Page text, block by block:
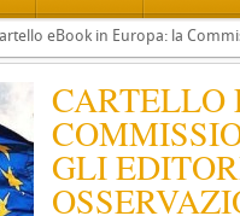
eBook in Europa: la
CARTELLO
GLI